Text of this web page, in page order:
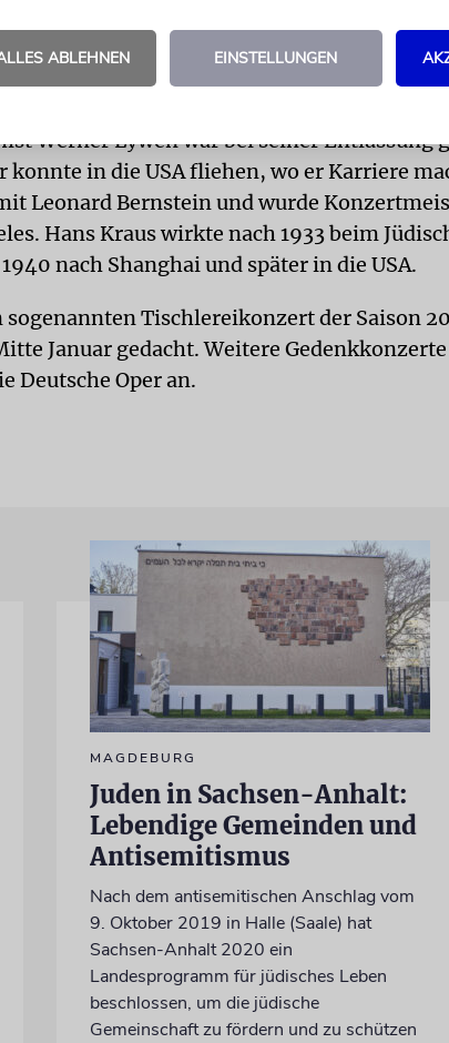
er, so hielt es ein Mitreisender im Tagebuch
Konzert mit Max Rosenthal«, berichtet
ermordet.
Werner Lywen war bei seiner Entlassung
konnte in die USA fliehen, wo er Karriere
Leonard Bernstein und wurde
Hans Kraus wirkte nach 1933 beim
nach Shanghai und später in die USA.
Tischlereikonzert der Saison
Januar gedacht. Weitere
Deutsche Oper an.
MAGDEBURG
Juden in Sachsen-Anhalt:
Lebendige Gemeinden und
Antisemitismus
Nach dem antisemitischen Anschlag vom
9. Oktober 2019 in Halle (Saale) hat
Sachsen-Anhalt 2020 ein
Landesprogramm für jüdisches Leben
beschlossen, um die jüdische
Gemeinschaft zu fördern und zu schützen
ABLEHNEN EINSTELLUNGEN